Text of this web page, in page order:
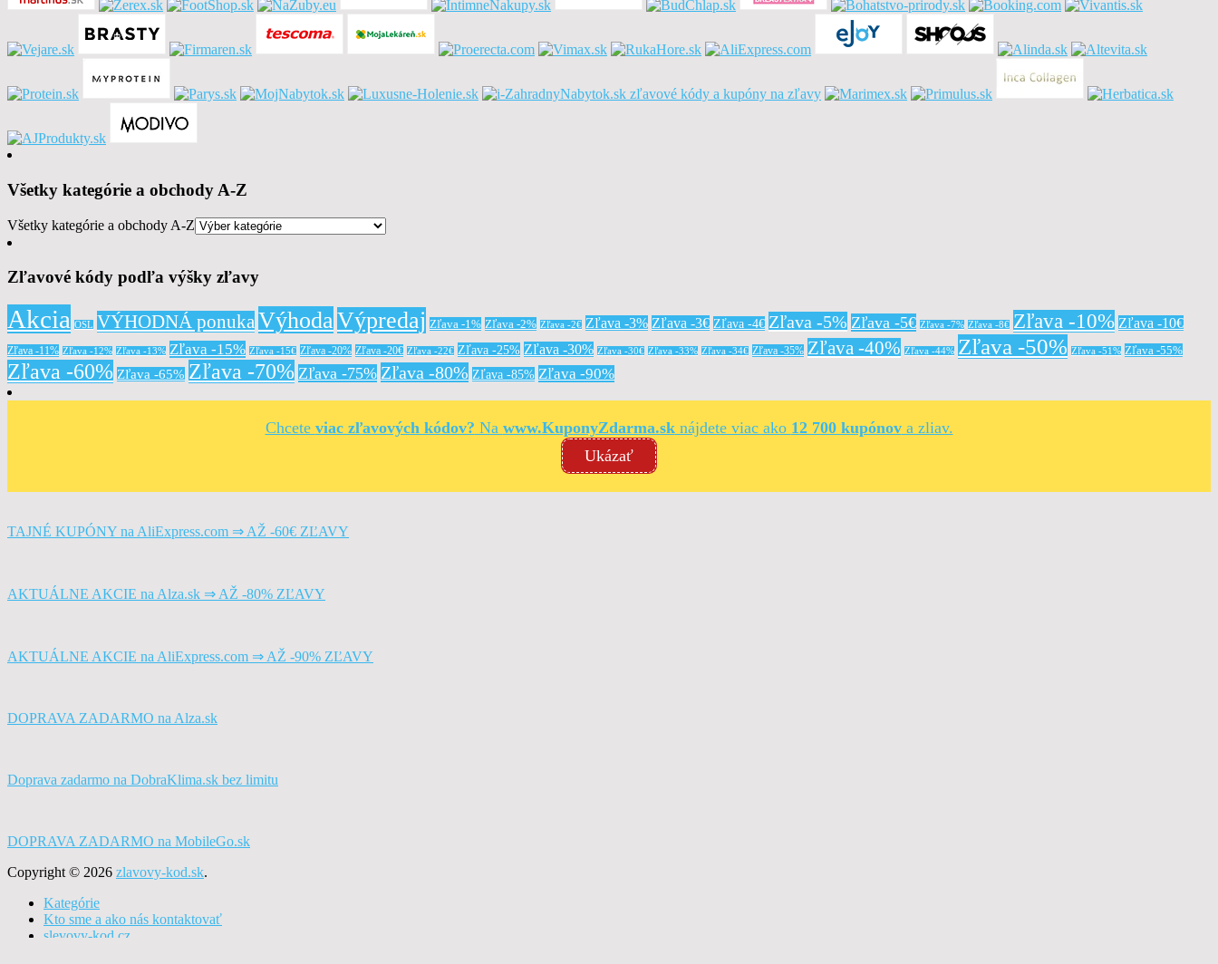
Všetky kategórie a obchody A-Z
Všetky kategórie a obchody A-Z
Zľavové kódy podľa výšky zľavy
Akcia OSL VÝHODNÁ ponukaVýhodaVýpredaj Zľava -1% Zľava -2% Zľava -2€ Zľava -3% Zľava -3€ Zľava -4€ Zľava -5% Zľava -5€ Zľava -7% Zľava -8€ Zľava -10% Zľava -10€
Zľava -11% Zľava -12% Zľava -13% Zľava -15% Zľava -15€ Zľava -20% Zľava -20€ Zľava -22€ Zľava -25% Zľava -30% Zľava -30€ Zľava -33% Zľava -34€ Zľava -35% Zľava -40% Zľava -44% Zľava -50% Zľava -51% Zľava -55%
Zľava -60% Zľava -65% Zľava -70% Zľava -75% Zľava -80% Zľava -85% Zľava -90%
Chcete viac zľavových kódov? Na www.KuponyZdarma.sknájdete viac ako 12 700 kupónova zliav.
Ukázať
TAJNÉ KUPÓNY na AliExpress.com ⇒ AŽ -60€ ZĽAVY
AKTUÁLNE AKCIE na Alza.sk ⇒ AŽ -80% ZĽAVY
AKTUÁLNE AKCIE na AliExpress.com ⇒ AŽ -90% ZĽAVY
DOPRAVA ZADARMO na Alza.sk
Doprava zadarmo na DobraKlima.sk bez limitu
DOPRAVA ZADARMO na MobileGo.sk
Copyright © 2026 zlavovy-kod.sk.
Kategórie
Kto sme a ako nás kontaktovať
slevovy-kod.cz